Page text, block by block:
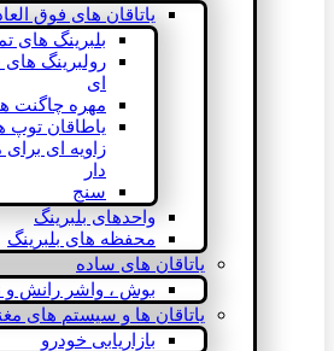
یاتاقان های فوق
بلبرینگ های
رولبرینگ
ای
مهره چاگنت
یاطاقان
زاویه ای
دار
سنج
واحدهای بلبرینگ
محفظه های بلبرینگ
یاتاقان های ساده
بوش ، واشر رانش و
یاتاقان ها و سیستم های
بازاریابی خودرو